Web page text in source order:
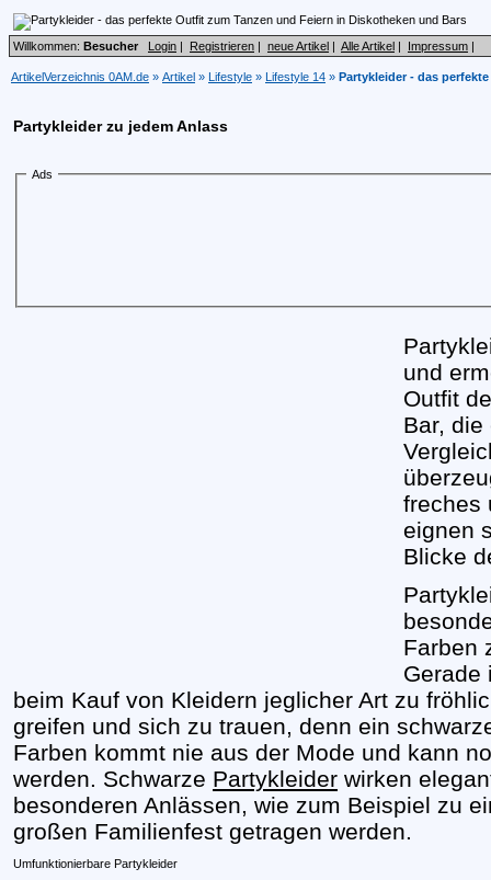
Willkommen: Besucher Login | Registrieren | neue Artikel | Alle Artikel | Impressum |
ArtikelVerzeichnis 0AM.de » Artikel » Lifestyle » Lifestyle 14 » Partykleider - das
Partykleider zu jedem Anlass
Ads
und
Outfit
Bar,
freches
eignen
Blicke
Farben
Gerade
beim Kauf von Kleidern jeglicher Art zu
greifen und sich zu trauen, denn ein
Farben kommt nie aus der Mode und kann
werden. Schwarze Partykleider wirken
besonderen Anlässen, wie zum Beispiel zu
großen Familienfest getragen werden.
Umfunktionierbare Partykleider